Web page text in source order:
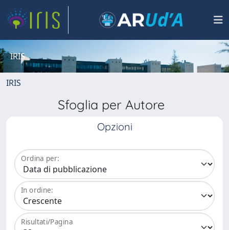
IRIS
IRIS
Sfoglia per Autore
Opzioni
Ordina per:
In ordine:
Risultati/Pagina